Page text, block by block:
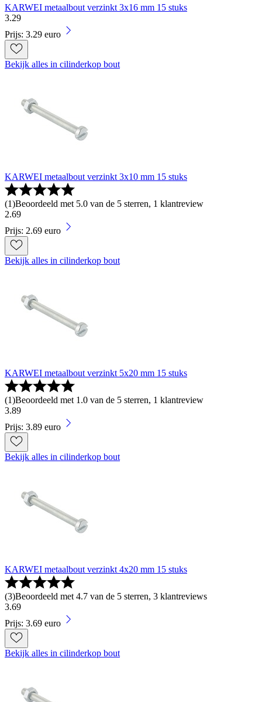
KARWEI metaalbout verzinkt 3x16 mm 15 stuks
3.29
Prijs: 3.29 euro
Bekijk alles in cilinderkop bout
KARWEI metaalbout verzinkt 3x10 mm 15 stuks
(1)Beoordeeld met 5.0 van de 5 sterren, 1 klantreview
2.69
Prijs: 2.69 euro
Bekijk alles in cilinderkop bout
KARWEI metaalbout verzinkt 5x20 mm 15 stuks
(1)Beoordeeld met 1.0 van de 5 sterren, 1 klantreview
3.89
Prijs: 3.89 euro
Bekijk alles in cilinderkop bout
KARWEI metaalbout verzinkt 4x20 mm 15 stuks
(3)Beoordeeld met 4.7 van de 5 sterren, 3 klantreviews
3.69
Prijs: 3.69 euro
Bekijk alles in cilinderkop bout